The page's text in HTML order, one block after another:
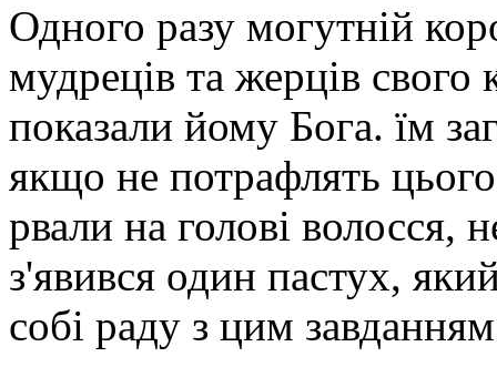
Одного разу могутній
мудреців та жерців
показали йому Бога. їм
якщо не потрафлять
рвали на голові волосся,
з'явився один пастух,
собі раду з цим